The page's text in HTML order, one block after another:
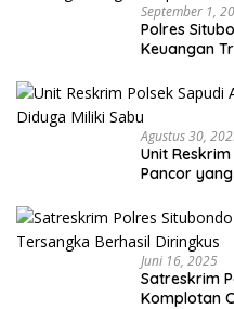
September 1,
Polres
Keuangan
Agustus 30,
Unit
Pancor
Juni 16, 2025
Satreskrim
Komplotan